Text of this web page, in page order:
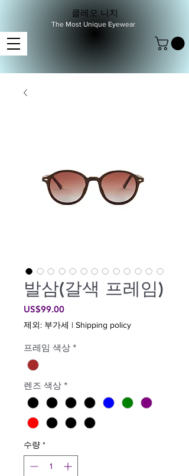
클레오 니치
The Most Unique Eyewear
발삼(갈색 프레임)
US$99.00가
격
제외: 부가세 | Shipping policy
프레임 색상 *
렌즈 색상 *
수량 *